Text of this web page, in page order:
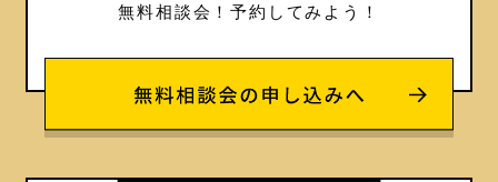
無料相談会！予約してみよう！